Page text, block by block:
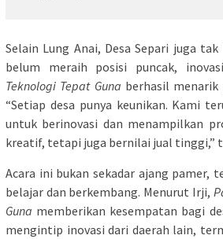
Selain Lung Anai, Desa Separi juga
belum meraih posisi puncak,
Teknologi Tepat Guna berhasil menarik
“Setiap desa punya keunikan. Kami
untuk berinovasi dan menampilkan
kreatif, tetapi juga bernilai jual tinggi,”
Acara ini bukan sekadar ajang pamer,
belajar dan berkembang. Menurut Irji,
Guna memberikan kesempatan bagi
mengintip inovasi dari daerah lain,